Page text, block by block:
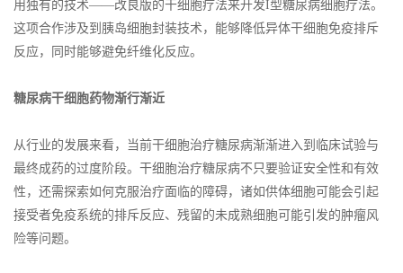
用独有的技术——改良版的干细胞疗法来开发I型糖尿病细胞疗法。
这项合作涉及到胰岛细胞封装技术，能够降低异体干细胞免疫排斥
反应，同时能够避免纤维化反应。
糖尿病干细胞药物渐行渐近
从行业的发展来看，当前干细胞治疗糖尿病渐渐进入到临床试验与
最终成药的过度阶段。干细胞治疗糖尿病不只要验证安全性和有效
性，还需探索如何克服治疗面临的障碍，诸如供体细胞可能会引起
接受者免疫系统的排斥反应、残留的未成熟细胞可能引发的肿瘤风
险等问题。